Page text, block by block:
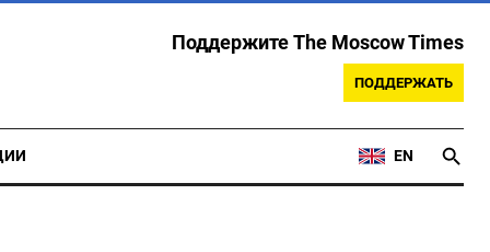
Поддержите The Moscow Times
ПОДДЕРЖАТЬ
EN